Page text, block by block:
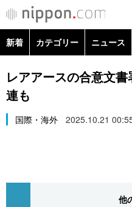
カテゴリー
経済・ビジネス
トップ
In-depth
新着 カテゴリー ニュース
政治・外交
経済・ビジネス
レアアースの合意文
連も
国際・海外 2025.10.21
他